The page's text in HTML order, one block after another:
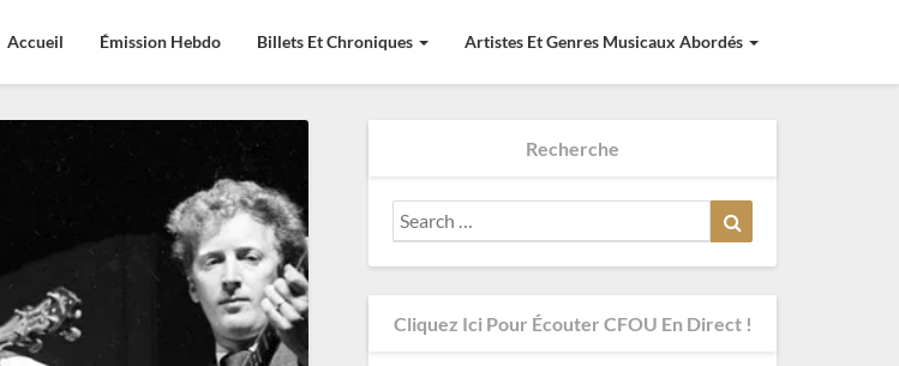
Accueil Émission Hebdo Billets Et Chroniques Artistes Et Genres Musicaux Abordés
Recherche
Search
for:
Cliquez Ici Pour Écouter CFOU En Direct !